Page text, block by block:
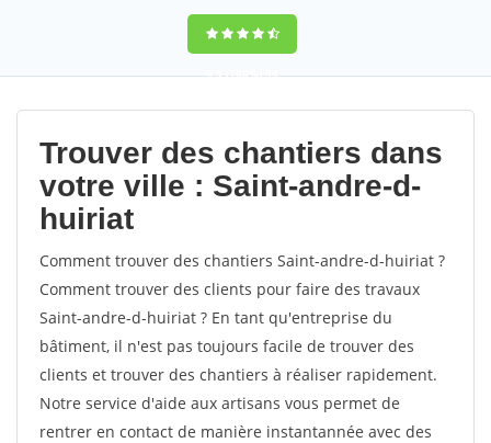
9,5(100%)54
votes
Trouver des chantiers dans
votre ville : Saint-andre-d-
huiriat
Comment trouver des chantiers Saint-andre-d-huiriat ?
Comment trouver des clients pour faire des travaux
Saint-andre-d-huiriat ? En tant qu'entreprise du
bâtiment, il n'est pas toujours facile de trouver des
clients et trouver des chantiers à réaliser rapidement.
Notre service d'aide aux artisans vous permet de
rentrer en contact de manière instantannée avec des